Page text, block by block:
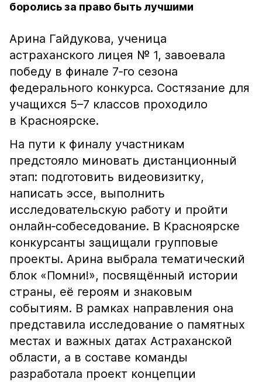
боролись за право быть лучшими
Арина Гайдукова, ученица
астраханского лицея № 1, завоевала
победу в финале 7‑го сезона
федерального конкурса. Состязание для
учащихся 5–7 классов проходило
в Красноярске.
На пути к финалу участникам
предстояло миновать дистанционный
этап: подготовить видеовизитку,
написать эссе, выполнить
исследовательскую работу и пройти
онлайн‑собеседование. В Красноярске
конкурсанты защищали групповые
проекты. Арина выбрала тематический
блок «Помни!», посвящённый истории
страны, её героям и знаковым
событиям. В рамках направления она
представила исследование о памятных
местах и важных датах Астраханской
области, а в составе команды
разработала проект концепции